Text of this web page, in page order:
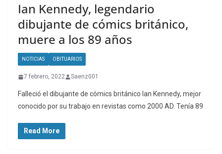
Ian Kennedy, legendario
dibujante de cómics británico,
muere a los 89 años
NOTICIAS OBITUARIOS
7 febrero, 2022 Saenz001
Falleció el dibujante de cómics británico Ian Kennedy, mejor
conocido por su trabajo en revistas como 2000 AD. Tenía 89
Read More